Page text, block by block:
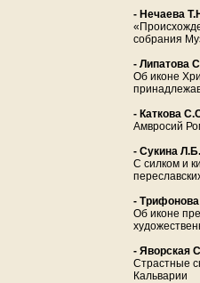
- Нечаева
собрания
- Липатова
Об иконе
- Каткова
Амвросий
- Сукина Л.Б.
С силком и
-
Об иконе
- Яворская
Страстные
Кальварии